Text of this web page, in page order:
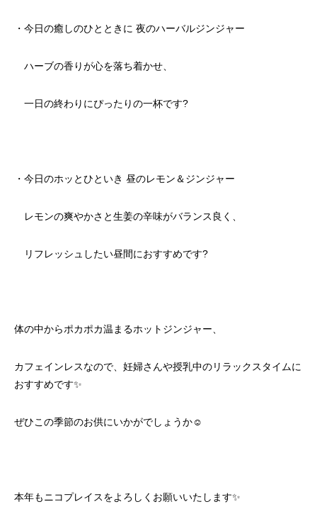
・今日の癒しのひとときに 夜のハーバルジンジャー
ハーブの香りが心を落ち着かせ、
一日の終わりにぴったりの一杯です?
・今日のホッとひといき 昼のレモン＆ジンジャー
レモンの爽やかさと生姜の辛味がバランス良く、
リフレッシュしたい昼間におすすめです?
体の中からポカポカ温まるホットジンジャー、
カフェインレスなので、妊婦さんや授乳中のリラックスタイムに
おすすめです✨
ぜひこの季節のお供にいかがでしょうか☺️
本年もニコプレイスをよろしくお願いいたします✨